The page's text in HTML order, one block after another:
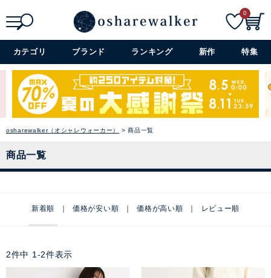
詳細検索+
0
カテゴリ ブランド ランキング 新作 特集
osharewalker（オシャレウォーカー） 商品一覧
商品一覧
新着順 価格が安い順 価格が高い順 レビュー順
2件中 1 -2件表示